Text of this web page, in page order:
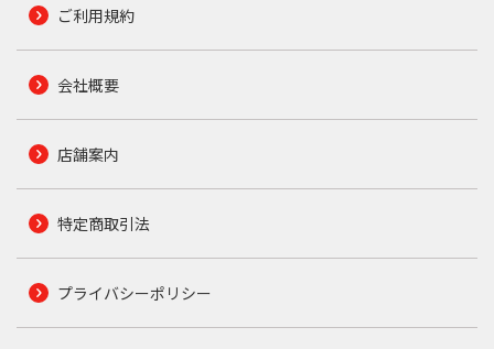
ご利用規約
会社概要
店舗案内
特定商取引法
プライバシーポリシー